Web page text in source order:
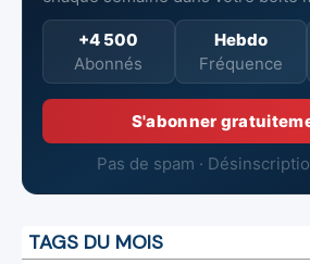
+4 500
Abonnés
Hebdo
Fréquence
S'abonner
Pas de spam ·
TAGS DU MOIS